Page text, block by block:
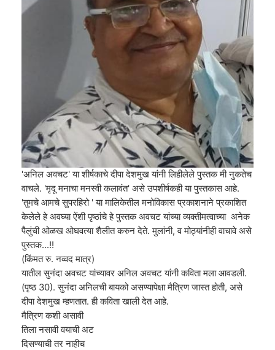
'अनिल अवचट' या शीर्षकाचे दीपा देशमुख यांनी लिहीलेले पुस्तक मी नुकतेच
वाचले. 'मृदू मनाचा मनस्वी कलावंत' असे उपशीर्षकही या पुस्तकास आहे.
'तुमचे आमचे सुपरहिरो ' या मालिकेतील मनोविकास प्रकाशनाने प्रकाशित
केलेले हे अवघ्या ऐंशी पृष्ठांचे हे पुस्तक अवचट यांच्या व्यक्तीमत्वाच्या अनेक
पैलुंची ओळख ओघवत्या शैलीत करुन देते. मुलांनी, व मोठ्यांनीही वाचावे असे
पुस्तक...!!
(किंमत रु. नव्वद मात्र)
यातील सुनंदा अवचट यांच्यावर अनिल अवचट यांनी कविता मला आवडली.
(पृष्ठ 30). सुनंदा अनिलची बायको असण्यापेक्षा मैत्रिण जास्त होती, असे
दीपा देशमुख म्हणतात. ही कविता खाली देत आहे.
मैत्रिण कशी असावी
तिला नसावी वयाची अट
दिसण्याची तर नाहीच